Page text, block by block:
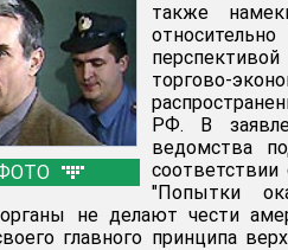
также
торгово-
РФ. В
ведомства
"Попытки
не делают чести
главного принципа